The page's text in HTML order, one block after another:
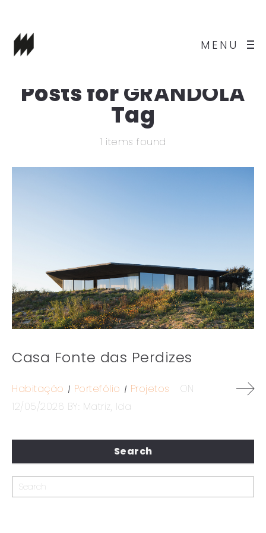
MENU
Posts forGRANDOLA
Tag
1 items found
Casa Fonte das Perdizes
Habitação Portefólio Projetos
ON
12/05/2026 BY: Matriz, lda
Search